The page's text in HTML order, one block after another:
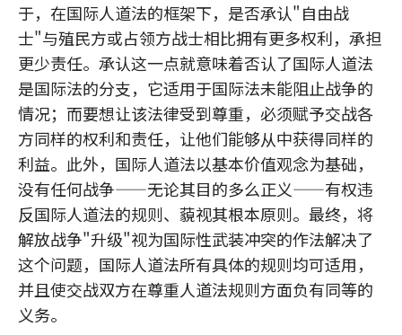
于，在国际人道法的框架下，是否承认"自由战
士"与殖民方或占领方战士相比拥有更多权利，承担
更少责任。承认这一点就意味着否认了国际人道法
是国际法的分支，它适用于国际法未能阻止战争的
情况；而要想让该法律受到尊重，必须赋予交战各
方同样的权利和责任，让他们能够从中获得同样的
利益。此外，国际人道法以基本价值观念为基础，
没有任何战争——无论其目的多么正义——有权违
反国际人道法的规则、藐视其根本原则。最终，将
解放战争"升级"视为国际性武装冲突的作法解决了
这个问题，国际人道法所有具体的规则均可适用，
并且使交战双方在尊重人道法规则方面负有同等的
义务。